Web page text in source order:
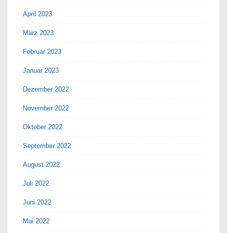
April 2023
März 2023
Februar 2023
Januar 2023
Dezember 2022
November 2022
Oktober 2022
September 2022
August 2022
Juli 2022
Juni 2022
Mai 2022